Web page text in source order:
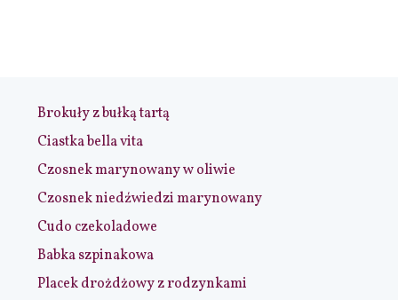
Brokuły z bułką tartą
Ciastka bella vita
Czosnek marynowany w oliwie
Czosnek niedźwiedzi marynowany
Cudo czekoladowe
Babka szpinakowa
Placek drożdżowy z rodzynkami